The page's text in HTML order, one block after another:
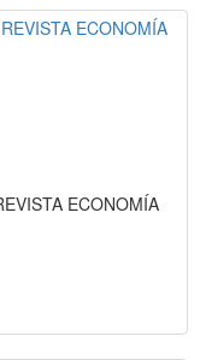
ECONOMÍA